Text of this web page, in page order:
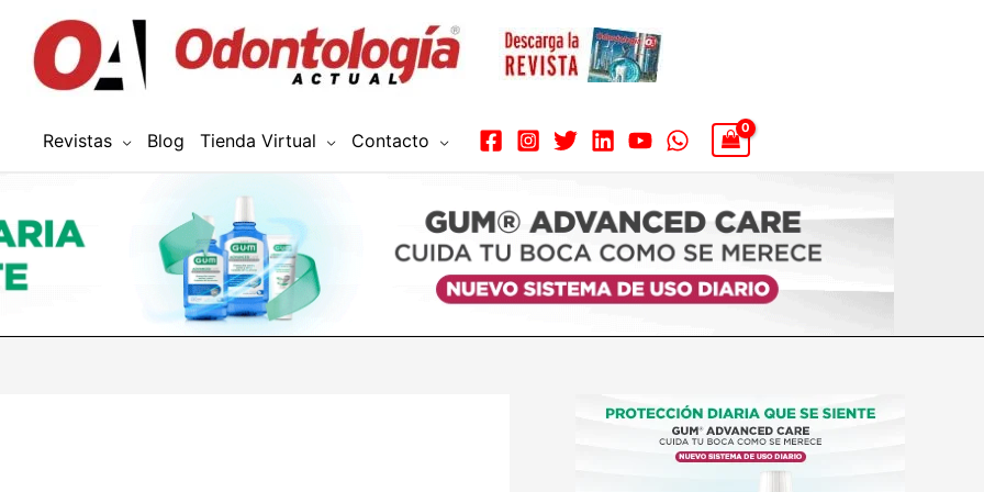
Revistas Blog Tienda Virtual Contacto